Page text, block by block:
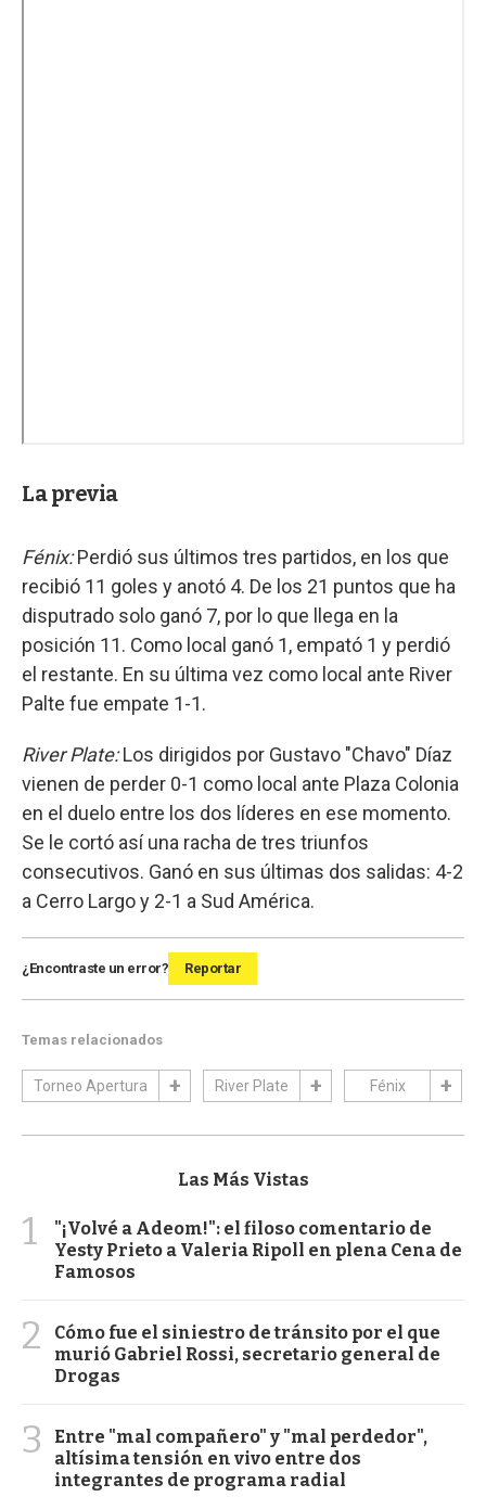
La previa
Fénix:Perdió sus últimos tres partidos, en los que
recibió 11 goles y anotó 4. De los 21 puntos que ha
disputrado solo ganó 7, por lo que llega en la
posición 11. Como local ganó 1, empató 1 y perdió
el restante. En su última vez como local ante River
Palte fue empate 1-1.
River Plate:Los dirigidos por Gustavo "Chavo" Díaz
vienen de perder 0-1 como local ante Plaza Colonia
en el duelo entre los dos líderes en ese momento.
Se le cortó así una racha de tres triunfos
consecutivos. Ganó en sus últimas dos salidas: 4-2
a Cerro Largo y 2-1 a Sud América.
¿Encontraste un error? Reportar
Temas relacionados
Torneo Apertura River Plate Fénix
Las Más Vistas
1
"¡Volvé a Adeom!": el filoso comentario de
Yesty Prieto a Valeria Ripoll en plena Cena de
Famosos
2
Cómo fue el siniestro de tránsito por el que
murió Gabriel Rossi, secretario general de
Drogas
3
Entre "mal compañero" y "mal perdedor",
altísima tensión en vivo entre dos
integrantes de programa radial